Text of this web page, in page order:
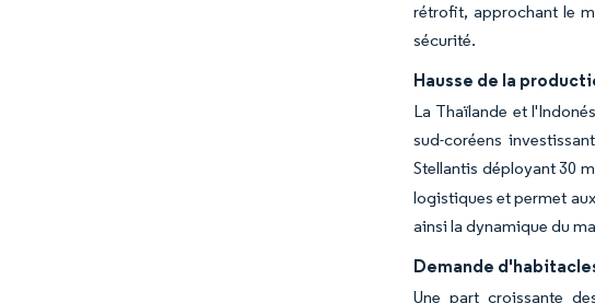
rétrofit, approchant le
sécurité.
Hausse de la
La Thaïlande et
sud-coréens
Stellantis déployant 30
logistiques et permet
ainsi la dynamique du
Demande
Une part croissante